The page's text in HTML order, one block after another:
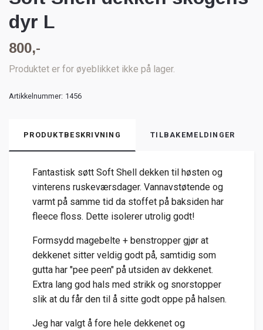
dyr L
800,-
Produktet er for øyeblikket ikke på lager.
Artikkelnummer: 1456
PRODUKTBESKRIVNING TILBAKEMELDINGER
Fantastisk søtt Soft Shell dekken til høsten og
vinterens ruskeværsdager. Vannavstøtende og
varmt på samme tid da stoffet på baksiden har
fleece floss. Dette isolerer utrolig godt!
Formsydd magebelte + benstropper gjør at
dekkenet sitter veldig godt på, samtidig som
gutta har "pee peen" på utsiden av dekkenet.
Extra lang god hals med strikk og snorstopper
slik at du får den til å sitte godt oppe på halsen.
Jeg har valgt å fore hele dekkenet og